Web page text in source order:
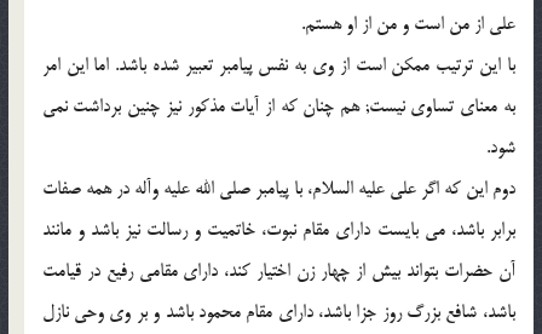
على از من است و من از او هستم.
با این ترتیب ممکن است از وى به نفس پیامبر تعبیر شده باشد. اما این امر
به معناى تساوى نیست; هم چنان که از آیات مذکور نیز چنین برداشت نمى
شود.
دوم این که اگر على علیه السلام، با پیامبر صلى الله علیه وآله در همه صفات
برابر باشد، مى بایست داراى مقام نبوت، خاتمیت و رسالت نیز باشد و مانند
آن حضرات بتواند بیش از چهار زن اختیار کند، داراى مقامى رفیع در قیامت
باشد، شافع بزرگ روز جزا باشد، داراى مقام محمود باشد و بر وى وحى نازل